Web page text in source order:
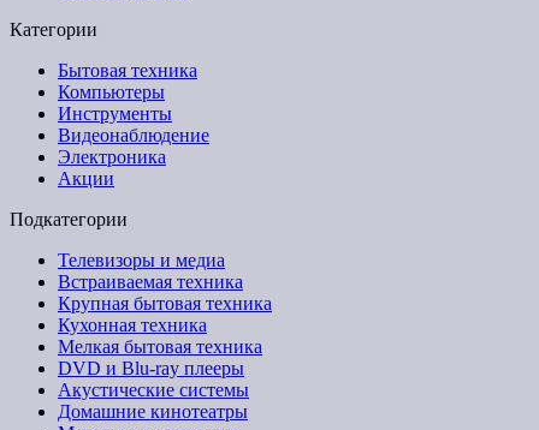
Категории
Бытовая техника
Компьютеры
Инструменты
Видеонаблюдение
Электроника
Акции
Подкатегории
Телевизоры и медиа
Встраиваемая техника
Крупная бытовая техника
Кухонная техника
Мелкая бытовая техника
DVD и Blu-ray плееры
Акустические системы
Домашние кинотеатры